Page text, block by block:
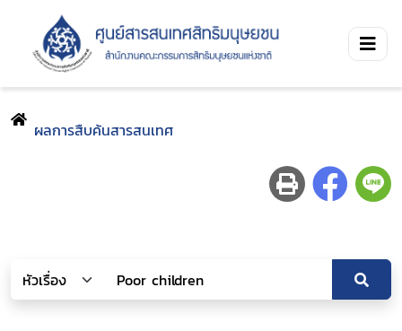
ผลการสืบค้นสารสนเทศ